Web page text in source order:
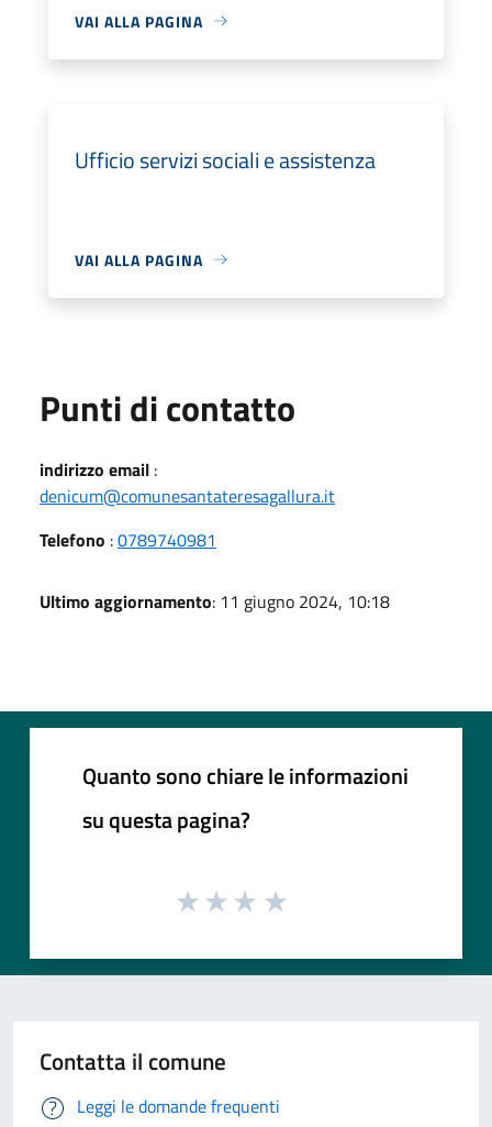
VAI ALLA PAGINA
Ufficio servizi sociali e assistenza
VAI ALLA PAGINA
Punti di contatto
indirizzo email :
denicum@comunesantateresagallura.it
Telefono :0789740981
Ultimo aggiornamento: 11 giugno 2024, 10:18
Quanto sono chiare le informazioni
su questa pagina?
Contatta il comune
Leggi le domande frequenti